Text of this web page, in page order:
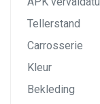
Tellerstand
Carrosserie
Kleur
Bekleding